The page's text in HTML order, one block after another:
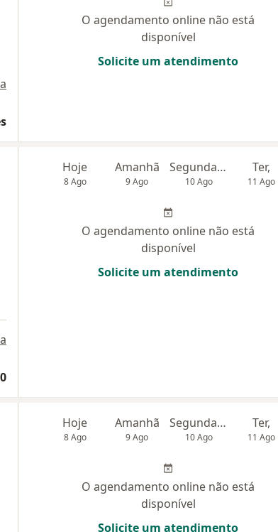
O agendamento online não está
disponível
Solicite um atendimento
Hoje
8 Ago
Amanhã
9 Ago
Segunda-feira
10 Ago
Ter,
11 Ago
O agendamento online não está
disponível
Solicite um atendimento
Hoje
8 Ago
Amanhã
9 Ago
Segunda-feira
10 Ago
Ter,
11 Ago
O agendamento online não está
disponível
Solicite um atendimento